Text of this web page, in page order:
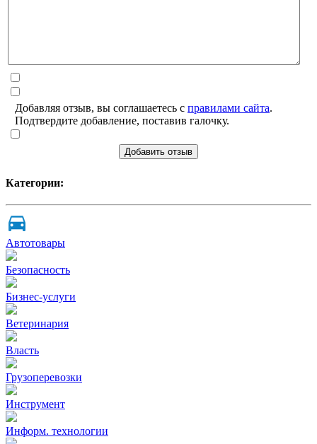
Добавляя отзыв, вы соглашаетесь с правилами сайта.
Подтвердите добавление, поставив галочку.
Добавить отзыв
Категории:
Автотовары
Безопасность
Бизнес-услуги
Ветеринария
Власть
Грузоперевозки
Инструмент
Информ. технологии